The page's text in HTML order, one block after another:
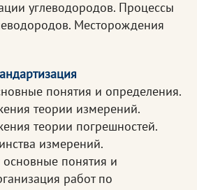
углеводородов. Процессы
Месторождения
понятия и определения.
теории измерений.
теории погрешностей.
измерений.
основные понятия и
работ по